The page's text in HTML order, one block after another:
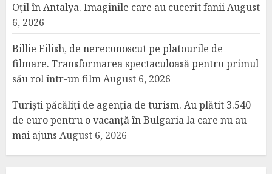
Oțil în Antalya. Imaginile care au cucerit faniiAugust
6, 2026
Billie Eilish, de nerecunoscut pe platourile de
filmare. Transformarea spectaculoasă pentru primul
său rol într-un filmAugust 6, 2026
Turiști păcăliți de agenția de turism. Au plătit 3.540
de euro pentru o vacanță în Bulgaria la care nu au
mai ajuns August 6, 2026